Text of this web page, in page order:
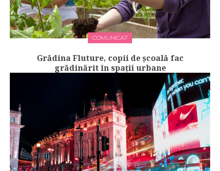
COMUNICAT
Grădina Fluture, copii de școală fac
grădinărit în spații urbane